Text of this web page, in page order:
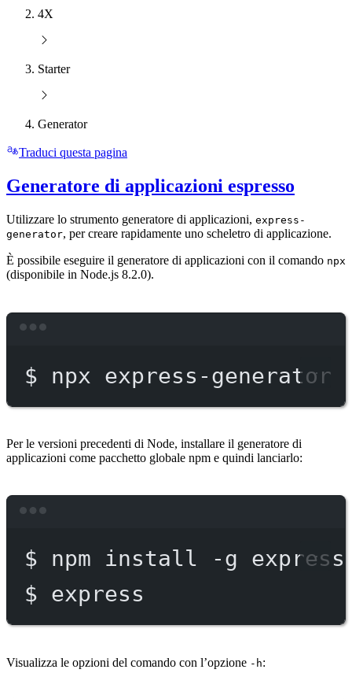
4X
Starter
Generator
Traduci questa pagina
Generatore di applicazioni espresso
Utilizzare lo strumento generatore di applicazioni, express-
generator, per creare rapidamente uno scheletro di applicazione.
È possibile eseguire il generatore di applicazioni con il comando npx
(disponibile in Node.js 8.2.0).
$ npx express-generator
Per le versioni precedenti di Node, installare il generatore di
applicazioni come pacchetto globale npm e quindi lanciarlo:
$ npm install -g
$ express
Visualizza le opzioni del comando con l’opzione -h: